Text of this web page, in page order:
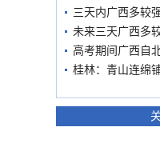
三天内广西多较
未来三天广西多
高考期间广西自
桂林：青山连绵